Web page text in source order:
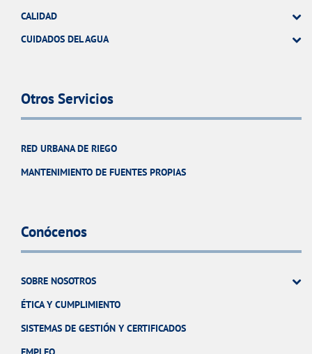
CALIDAD
CUIDADOS DEL AGUA
Otros Servicios
RED URBANA DE RIEGO
MANTENIMIENTO DE FUENTES PROPIAS
Conócenos
SOBRE NOSOTROS
ÉTICA Y CUMPLIMIENTO
SISTEMAS DE GESTIÓN Y CERTIFICADOS